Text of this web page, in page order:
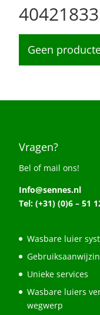
Geen
Vragen?
Bel of mail ons!
Info@sennes.nl
Tel: (+31) (0)6 – 51
Wasbare luier
Unieke services
Wasbare luiers
wegwerp